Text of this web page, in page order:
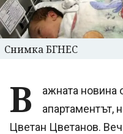
Снимка БГНЕС
В
ажната новина
апартаментът,
Цветан Цветанов.